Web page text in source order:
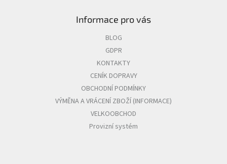
Informace pro vás
BLOG
GDPR
KONTAKTY
CENÍK DOPRAVY
OBCHODNÍ PODMÍNKY
VÝMĚNA A VRÁCENÍ ZBOŽÍ (INFORMACE)
VELKOOBCHOD
Provizní systém